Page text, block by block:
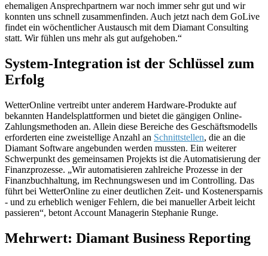
ehemaligen Ansprechpartnern war noch immer sehr gut und wir
konnten uns schnell zusammenfinden. Auch jetzt nach dem GoLive
findet ein wöchentlicher Austausch mit dem Diamant Consulting
statt. Wir fühlen uns mehr als gut aufgehoben.“
System-Integration ist der Schlüssel zum
Erfolg
WetterOnline vertreibt unter anderem Hardware-Produkte auf
bekannten Handelsplattformen und bietet die gängigen Online-
Zahlungsmethoden an. Allein diese Bereiche des Geschäftsmodells
erforderten eine zweistellige Anzahl an Schnittstellen, die an die
Diamant Software angebunden werden mussten. Ein weiterer
Schwerpunkt des gemeinsamen Projekts ist die Automatisierung der
Finanzprozesse. „Wir automatisieren zahlreiche Prozesse in der
Finanzbuchhaltung, im Rechnungswesen und im Controlling. Das
führt bei WetterOnline zu einer deutlichen Zeit- und Kostenersparnis
- und zu erheblich weniger Fehlern, die bei manueller Arbeit leicht
passieren“, betont Account Managerin Stephanie Runge.
Mehrwert: Diamant Business Reporting